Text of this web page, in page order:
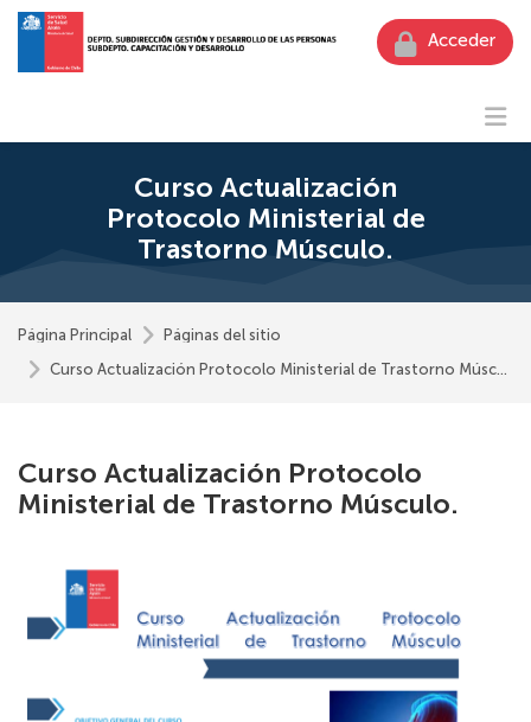
Skip to navigation
Skip to login form
Skip to footer
Salta al contenido principal
Curso Actualización
Protocolo Ministerial de
Trastorno Músculo.
Página Principal
Páginas del sitio
Curso Actualización Protocolo
Ministerial de Trastorno Músculo.